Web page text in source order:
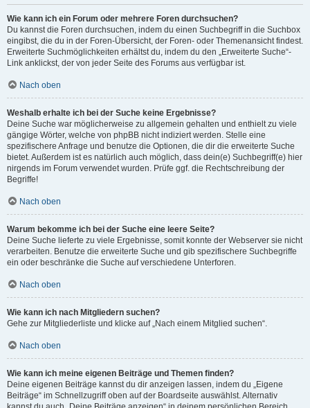
Wie kann ich ein Forum oder mehrere Foren durchsuchen?
Du kannst die Foren durchsuchen, indem du einen Suchbegriff in die Suchbox
eingibst, die du in der Foren-Übersicht, der Foren- oder Themenansicht findest.
Erweiterte Suchmöglichkeiten erhältst du, indem du den „Erweiterte Suche“-
Link anklickst, der von jeder Seite des Forums aus verfügbar ist.
Nach oben
Weshalb erhalte ich bei der Suche keine Ergebnisse?
Deine Suche war möglicherweise zu allgemein gehalten und enthielt zu viele
gängige Wörter, welche von phpBB nicht indiziert werden. Stelle eine
spezifischere Anfrage und benutze die Optionen, die dir die erweiterte Suche
bietet. Außerdem ist es natürlich auch möglich, dass dein(e) Suchbegriff(e) hier
nirgends im Forum verwendet wurden. Prüfe ggf. die Rechtschreibung der
Begriffe!
Nach oben
Warum bekomme ich bei der Suche eine leere Seite?
Deine Suche lieferte zu viele Ergebnisse, somit konnte der Webserver sie nicht
verarbeiten. Benutze die erweiterte Suche und gib spezifischere Suchbegriffe
ein oder beschränke die Suche auf verschiedene Unterforen.
Nach oben
Wie kann ich nach Mitgliedern suchen?
Gehe zur Mitgliederliste und klicke auf „Nach einem Mitglied suchen“.
Nach oben
Wie kann ich meine eigenen Beiträge und Themen finden?
Deine eigenen Beiträge kannst du dir anzeigen lassen, indem du „Eigene
Beiträge“ im Schnellzugriff oben auf der Boardseite auswählst. Alternativ